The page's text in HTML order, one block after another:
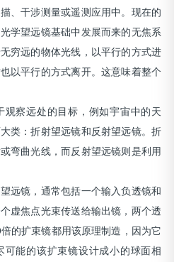
、干涉测量或遥测应用中。现在的
学望远镜基础中发展而来的无焦系
穷远的物体光线，以平行的方式进
以平行的方式离开。这意味着整个
察远处的目标，例如宇宙中的天
类：折射望远镜和反射望远镜。折
弯曲光线，而反射望远镜则是利用
远镜，通常包括一个输入负透镜和
虚焦点光束传送给输出镜，两个透
的扩束镜都用该原理制造，因为它
能的该扩束镜设计成小的球面相